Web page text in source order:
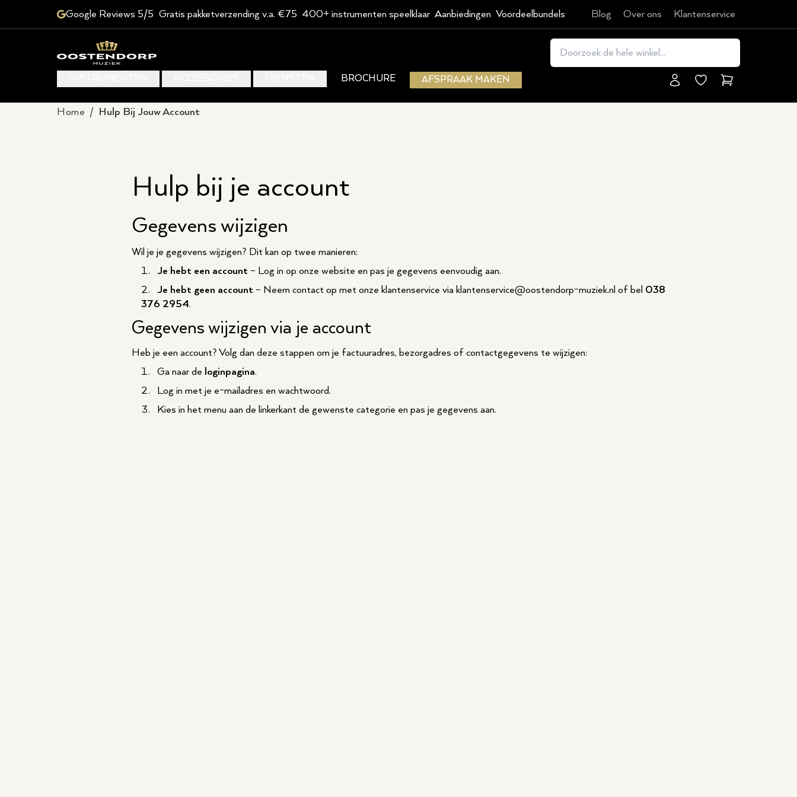
Google Reviews 5/5 Gratis pakketverzending v.a. €75 400+ instrumenten speelklaar Aanbiedingen Voordeelbundels Blog Over ons Klantenservice
BROCHURE AFSPRAAK MAKEN Winkelmand
Home / Hulp Bij Jouw Account
Hulp bij je account
Gegevens wijzigen
Wil je je gegevens wijzigen? Dit kan op twee manieren:
Je hebt een account – Log in op onze website en pas je gegevens eenvoudig aan.
Je hebt geen account – Neem contact op met onze klantenservice via klantenservice@oostendorp-muziek.nl of bel 038
376 2954.
Gegevens wijzigen via je account
Heb je een account? Volg dan deze stappen om je factuuradres, bezorgadres of contactgegevens te wijzigen:
Ga naar de loginpagina.
Log in met je e-mailadres en wachtwoord.
Kies in het menu aan de linkerkant de gewenste categorie en pas je gegevens aan.